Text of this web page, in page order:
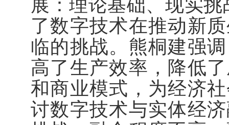
展：理论基础、现实
了数字技术在推动新
临的挑战。熊桐建强
高了生产效率，降低
和商业模式，为经济
讨数字技术与实体经